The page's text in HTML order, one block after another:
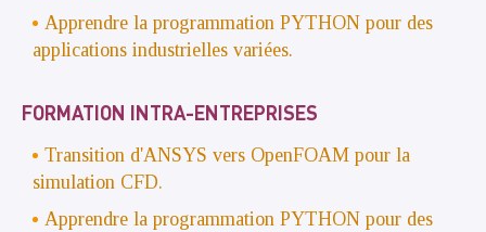
Apprendre la programmation PYTHON pour des
applications industrielles variées.
FORMATION INTRA-ENTREPRISES
Transition d'ANSYS vers OpenFOAM pour la
simulation CFD.
Apprendre la programmation PYTHON pour des